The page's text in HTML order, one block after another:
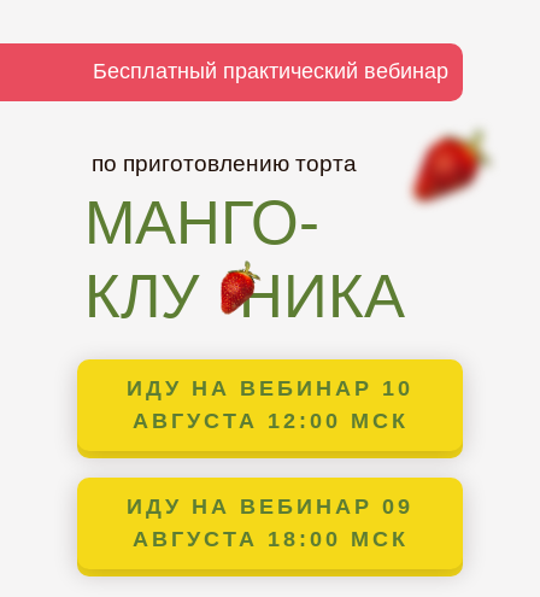
МАНГО-
КЛУБНИКА
Бесплатный практический вебинар
по приготовлению торта
ЗАРЕГИСТРИРОВАТЬСЯ
ЗАРЕГИСТРИРОВАТЬСЯ
ЗАРЕГИСТРИРОВАТЬСЯ
ЗАРЕГИСТРИРОВАТЬСЯ
ИДУ НА ВЕБИНАР 10
АВГУСТА 12:00 МСК
ИДУ НА ВЕБИНАР 09
АВГУСТА 18:00 МСК